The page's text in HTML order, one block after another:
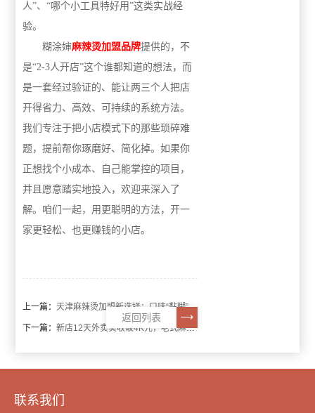
人”、“哪个小工具特好用”这类实战经
验。
糊涂婶麻辣烫加盟品牌提供的，不
是“2-3人开店”这个谁都知道的想法，而
是一套经过验证的、能让两三个人把店
开得省力、高效、可持续的系统方法。
我们专注于把小店模式下的那些琐碎难
题，提前帮你琢磨好、简化掉。如果你
正想找个小成本、自己能掌控的项目，
并且愿意踏实地投入，欢迎来深入了
解。咱们一起，用更聪明的方法，开一
家更轻松、也更赚钱的小店。
上一篇：天津麻辣烫加盟新选择：口味“黏糊”，生意不糊！
下一篇：新店12天外卖实收破4K元，老式麻辣烫加盟品牌“糊涂婶”展现强劲市场潜力
返回列表
联系我们